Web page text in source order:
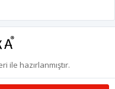
ile hazırlanmıştır.